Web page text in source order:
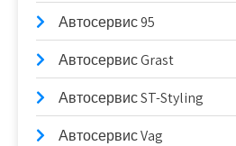
Автосервис 95
Автосервис Grast
Автосервис ST-Styling
Автосервис Vag